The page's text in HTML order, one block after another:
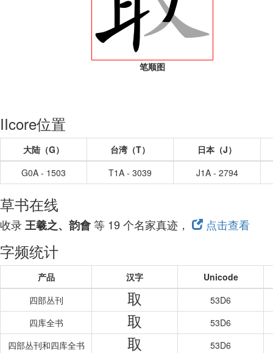
笔顺图
IIcore位置
大陆（G） 台湾（T）
日本（J）
G0A - 1503
T1A - 3039 J1A - 2794
草书在线
收录王羲之、韵會等 19 个名家真迹， 点击查看
字频统计
产品 汉字
Unicode
四部丛刊
取
53D6
四库全书
取
53D6
四部丛刊和四库全书
取 53D6